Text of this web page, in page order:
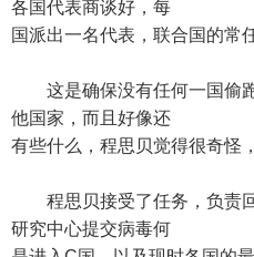
各国代表商谈好，每
国派出一名代表，联合国的常
这是确保没有任何一国偷
他国家，而且好像还
有些什么，程思贝觉得很奇怪
程思贝接受了任务，负责回
研究中心提交病毒何